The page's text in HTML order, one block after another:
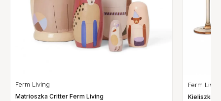
Ferm Living
Matrioszka Critter Ferm Living
Ferm
Kieliszki